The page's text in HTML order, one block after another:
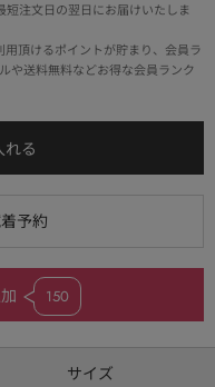
注文日の翌日にお届けいたしま
頂けるポイントが貯まり、会員ラ
や送料無料などお得な会員ランク
150
サイズ